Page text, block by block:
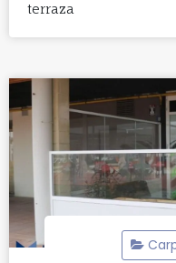
terraza